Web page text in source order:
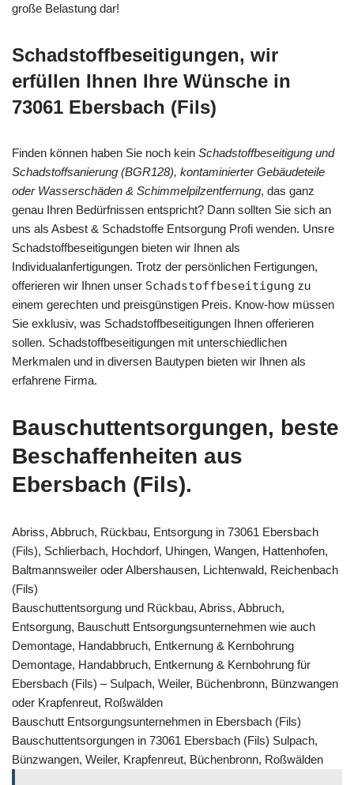
große Belastung dar!
Schadstoffbeseitigungen, wir
erfüllen Ihnen Ihre Wünsche in
73061 Ebersbach (Fils)
Finden können haben Sie noch kein Schadstoffbeseitigung und
Schadstoffsanierung (BGR128), kontaminierter Gebäudeteile
oder Wasserschäden & Schimmelpilzentfernung, das ganz
genau Ihren Bedürfnissen entspricht? Dann sollten Sie sich an
uns als Asbest & Schadstoffe Entsorgung Profi wenden. Unsre
Schadstoffbeseitigungen bieten wir Ihnen als
Individualanfertigungen. Trotz der persönlichen Fertigungen,
offerieren wir Ihnen unser Schadstoffbeseitigung zu
einem gerechten und preisgünstigen Preis. Know-how müssen
Sie exklusiv, was Schadstoffbeseitigungen Ihnen offerieren
sollen. Schadstoffbeseitigungen mit unterschiedlichen
Merkmalen und in diversen Bautypen bieten wir Ihnen als
erfahrene Firma.
Bauschuttentsorgungen, beste
Beschaffenheiten aus
Ebersbach (Fils).
Abriss, Abbruch, Rückbau, Entsorgung in 73061 Ebersbach
(Fils), Schlierbach, Hochdorf, Uhingen, Wangen, Hattenhofen,
Baltmannsweiler oder Albershausen, Lichtenwald, Reichenbach
(Fils)
Bauschuttentsorgung und Rückbau, Abriss, Abbruch,
Entsorgung, Bauschutt Entsorgungsunternehmen wie auch
Demontage, Handabbruch, Entkernung & Kernbohrung
Demontage, Handabbruch, Entkernung & Kernbohrung für
Ebersbach (Fils) – Sulpach, Weiler, Büchenbronn, Bünzwangen
oder Krapfenreut, Roßwälden
Bauschutt Entsorgungsunternehmen in Ebersbach (Fils)
Bauschuttentsorgungen in 73061 Ebersbach (Fils) Sulpach,
Bünzwangen, Weiler, Krapfenreut, Büchenbronn, Roßwälden